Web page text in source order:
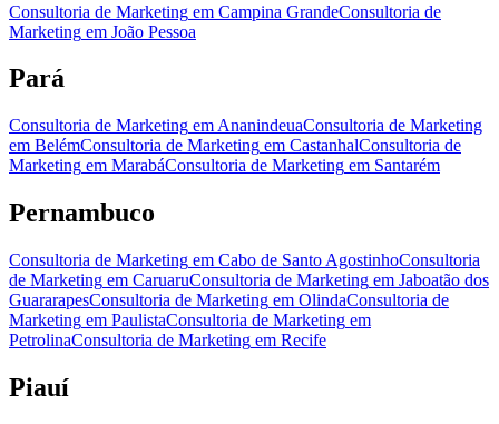
Consultoria de Marketing em Campina GrandeConsultoria de
Marketing em João Pessoa
Pará
Consultoria de Marketing em AnanindeuaConsultoria de Marketing
em BelémConsultoria de Marketing em CastanhalConsultoria de
Marketing em MarabáConsultoria de Marketing em Santarém
Pernambuco
Consultoria de Marketing em Cabo de Santo AgostinhoConsultoria
de Marketing em CaruaruConsultoria de Marketing em Jaboatão dos
GuararapesConsultoria de Marketing em OlindaConsultoria de
Marketing em PaulistaConsultoria de Marketing em
PetrolinaConsultoria de Marketing em Recife
Piauí